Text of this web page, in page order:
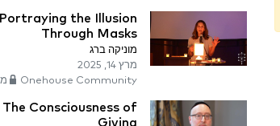
Portraying the Illusion
Through Masks
מוניקה ברג
מרץ 14, 2025
Onehouse Community מנוי
The Consciousness of
Giving